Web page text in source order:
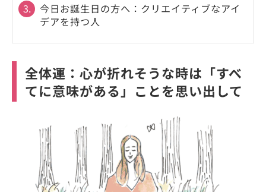
3.
今日お誕生日の方へ：クリエイティブなアイ
デアを持つ人
全体運：心が折れそうな時は「すべ
てに意味がある」ことを思い出して